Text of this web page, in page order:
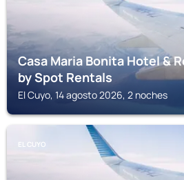
Casa Maria Bonita Hotel &
by Spot Rentals
El Cuyo, 14 agosto 2026, 2 noches
EL CUYO